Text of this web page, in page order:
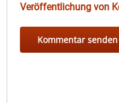
Veröffentlichung von